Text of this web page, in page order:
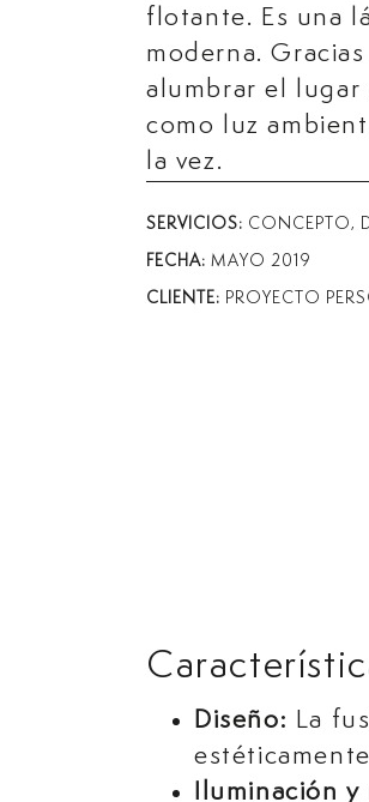
SERVICIOS: CONCEPTO,
FECHA: MAYO 2019
CLIENTE: PROYECTO
flotante. Es una
moderna.
alumbrar el lugar
como luz
la vez.
Diseño: La
Iluminación